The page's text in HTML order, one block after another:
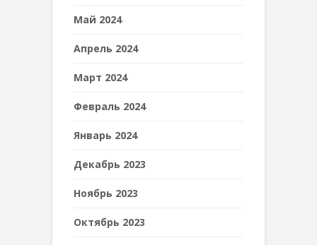
Май 2024
Апрель 2024
Март 2024
Февраль 2024
Январь 2024
Декабрь 2023
Ноябрь 2023
Октябрь 2023